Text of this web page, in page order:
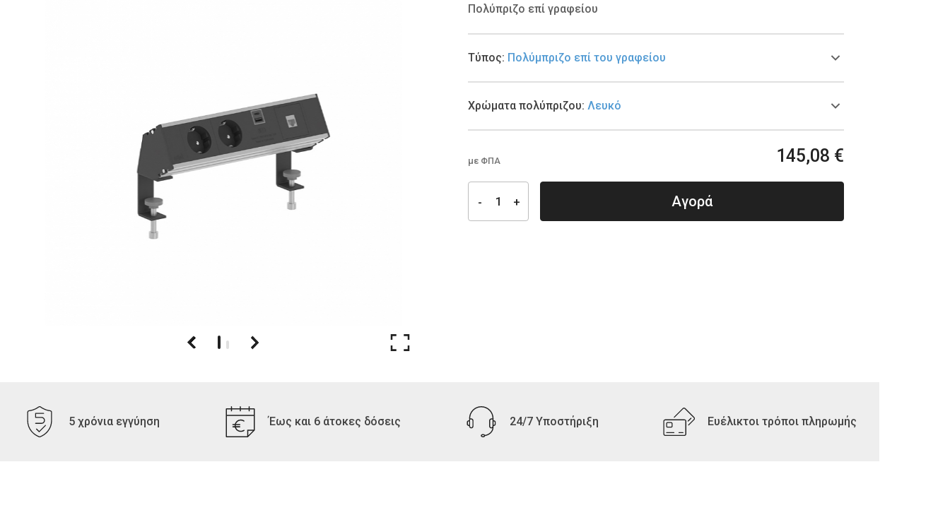
Πολύπριζο επί γραφείου
Τύπος: Πολύμπριζο επί του γραφείου
Χρώματα πολύπριζου: Λευκό
με ΦΠΑ 145,08 €
Αγορά
5 χρόνια εγγύηση Έως και 6 άτοκες δόσεις 24/7 Υποστήριξη Ευέλικτοι τρόποι πληρωμής